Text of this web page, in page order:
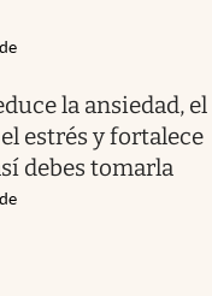
la ansiedad, el
estrés y fortalece
debes tomarla